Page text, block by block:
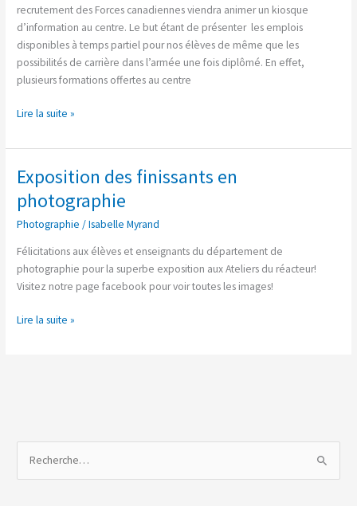
recrutement des Forces canadiennes viendra animer un kiosque
d’information au centre. Le but étant de présenter les emplois
disponibles à temps partiel pour nos élèves de même que les
possibilités de carrière dans l’armée une fois diplômé. En effet,
plusieurs formations offertes au centre
Lire la suite »
Exposition des finissants en
photographie
Photographie /Isabelle Myrand
Félicitations aux élèves et enseignants du département de
photographie pour la superbe exposition aux Ateliers du réacteur!
Visitez notre page facebook pour voir toutes les images!
Exposition
finissants
en
Lire la suite »